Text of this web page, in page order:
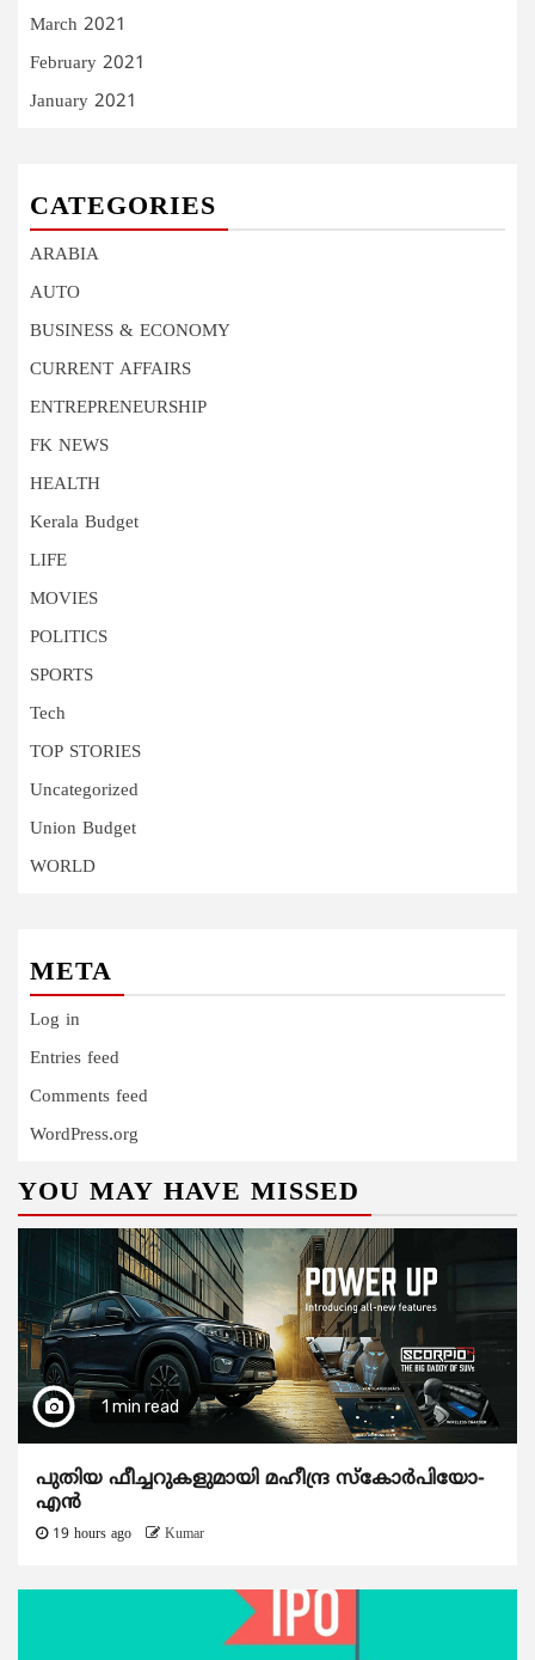
March 2021
February 2021
January 2021
CATEGORIES
ARABIA
AUTO
BUSINESS & ECONOMY
CURRENT AFFAIRS
ENTREPRENEURSHIP
FK NEWS
HEALTH
Kerala Budget
LIFE
MOVIES
POLITICS
SPORTS
Tech
TOP STORIES
Uncategorized
Union Budget
WORLD
META
Log in
Entries feed
Comments feed
WordPress.org
YOU MAY HAVE MISSED
1 min read
പുതിയ ഫീച്ചറുകളുമായി മഹീന്ദ്ര സ്കോർപിയോ-
എൻ
19 hours ago Kumar